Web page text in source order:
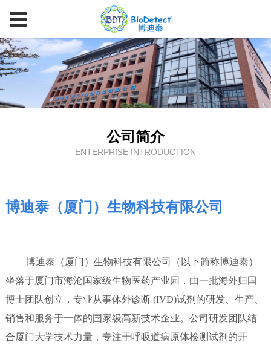
公司简介
ENTERPRISE INTRODUCTION
博迪泰（厦门）生物科技有限公司
博迪泰（厦门）生物科技有限公司（以下简称博迪泰）
坐落于厦门市海沧国家级生物医药产业园，由一批海外归国
博士团队创立，专业从事体外诊断 (IVD)试剂的研发、生产、
销售和服务于一体的国家级高新技术企业。公司研发团队结
合厦门大学技术力量，专注于呼吸道病原体检测试剂的开